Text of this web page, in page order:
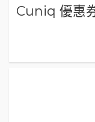
Cuniq 優惠